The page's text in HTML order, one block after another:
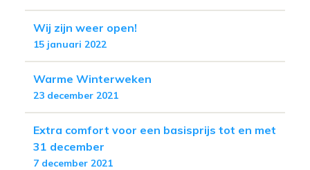
Wij zijn weer open!
15 januari 2022
Warme Winterweken
23 december 2021
Extra comfort voor een basisprijs tot en met
31 december
7 december 2021